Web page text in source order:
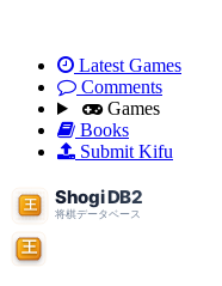
Latest Games
Comments
Games
Books
Submit Kifu